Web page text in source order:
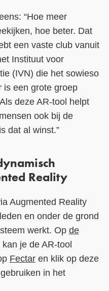
“Hoe meer
hoe beter. Dat
een vaste club vanuit
Instituut voor
(IVN) die het sowieso
is een grote groep
deze AR-tool helpt
ook bij de
dat al winst.”
Reality
Augmented Reality
en onder de grond
werkt. Op de
je de AR-tool
Fectaren klik op deze
in het